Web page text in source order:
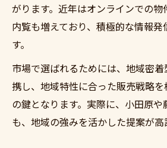
がります。近年はオンラインでの
内覧も増えており、積極的な情報
す。
市場で選ばれるためには、地域密
携し、地域特性に合った販売戦略
の鍵となります。実際に、小田原
も、地域の強みを活かした提案が高